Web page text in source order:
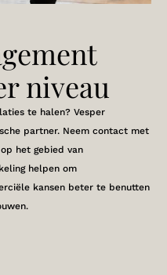
niveau
te halen? Vesper
partner. Neem contact met
het gebied van
helpen om
kansen beter te benutten